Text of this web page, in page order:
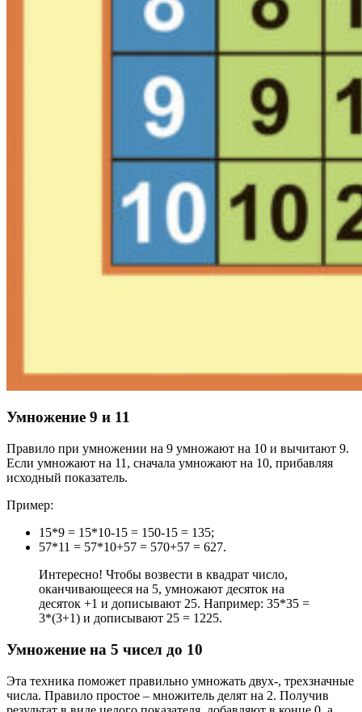
Умножение 9 и 11
Правило при умножении на 9 умножают на 10 и вычитают 9.
Если умножают на 11, сначала умножают на 10, прибавляя
исходный показатель.
Пример:
15*9 = 15*10-15 = 150-15 = 135;
57*11 = 57*10+57 = 570+57 = 627.
Интересно! Чтобы возвести в квадрат число,
оканчивающееся на 5, умножают десяток на
десяток +1 и дописывают 25. Например: 35*35 =
3*(3+1) и дописывают 25 = 1225.
Умножение на 5 чисел до 10
Эта техника поможет правильно умножать двух-, трехзначные
числа. Правило простое – множитель делят на 2. Получив